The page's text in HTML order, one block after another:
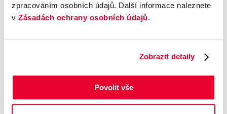
zpracováním osobních údajů. Další informace naleznete
v Zásadách ochrany osobních údajů.
Zobrazit detaily
Povolit vše
Bezpečnost a technika
Příplatková výbava
informativní charakter. Tato indikativní nabídka
občanského zákoníku, ani se nejedná o veřejný